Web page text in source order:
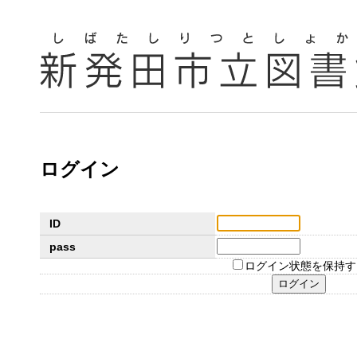
ログイン
ID
pass
ログイン状態を保持